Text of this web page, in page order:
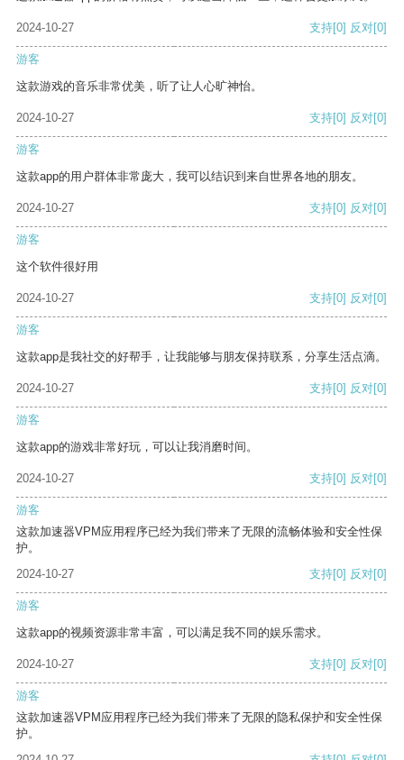
2024-10-27 支持[0] 反对[0]
游客
这款游戏的音乐非常优美，听了让人心旷神怡。
2024-10-27 支持[0] 反对[0]
游客
这款app的用户群体非常庞大，我可以结识到来自世界各地的朋友。
2024-10-27 支持[0] 反对[0]
游客
这个软件很好用
2024-10-27 支持[0] 反对[0]
游客
这款app是我社交的好帮手，让我能够与朋友保持联系，分享生活点滴。
2024-10-27 支持[0] 反对[0]
游客
这款app的游戏非常好玩，可以让我消磨时间。
2024-10-27 支持[0] 反对[0]
游客
这款加速器VPM应用程序已经为我们带来了无限的流畅体验和安全性保
护。
2024-10-27
支持[0] 反对[0]
游客
这款app的视频资源非常丰富，可以满足我不同的娱乐需求。
2024-10-27 支持[0] 反对[0]
游客
这款加速器VPM应用程序已经为我们带来了无限的隐私保护和安全性保
护。